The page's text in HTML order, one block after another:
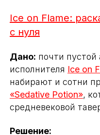
Ice on Flame:
с нуля
Дано: почти пустой
исполнителя Ice on
набирают и сотни
«Sedative Potion»,
средневековой
Решение: